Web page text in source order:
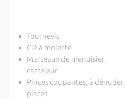
Tournevis
Clé à molette
Marteaux de menuisier,
carreleur
Pinces coupantes, à dénuder,
plates